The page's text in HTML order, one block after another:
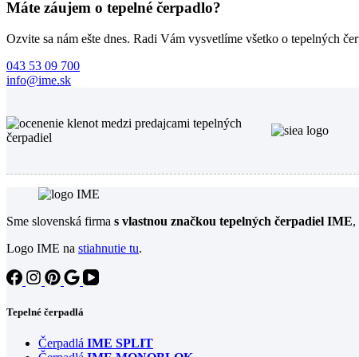
Máte záujem o tepelné čerpadlo?
Ozvite sa nám ešte dnes. Radi Vám vysvetlíme všetko o tepelných
043 53 09 700
info@ime.sk
Sme slovenská firma s vlastnou značkou tepelných čerpadiel IME,
Logo IME na stiahnutie tu.
Tepelné čerpadlá
Čerpadlá IME SPLIT